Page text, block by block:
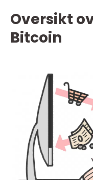
Oversikt
Bitcoin